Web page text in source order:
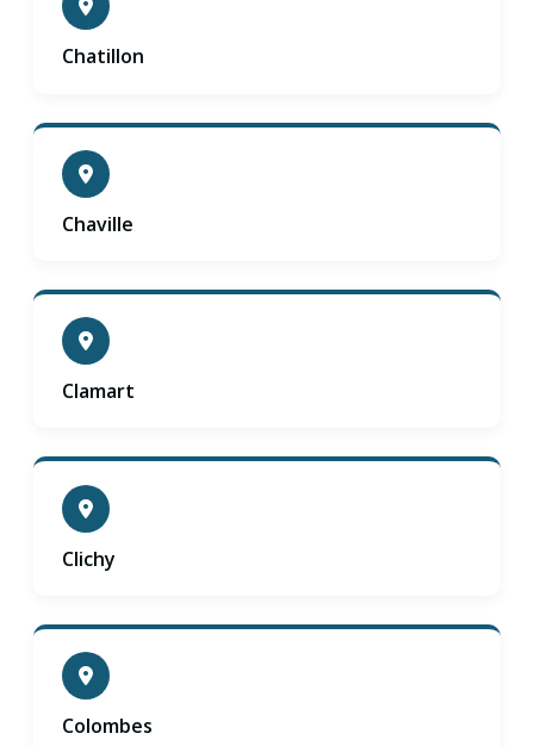
Chatillon
Chaville
Clamart
Clichy
Colombes